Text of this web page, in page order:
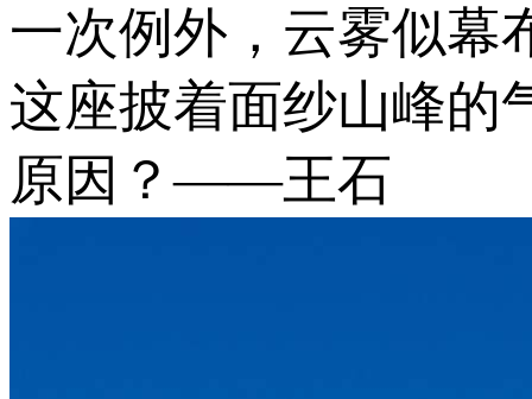
一次例外，云雾似幕
这座披着面纱山峰的
原因？——王石